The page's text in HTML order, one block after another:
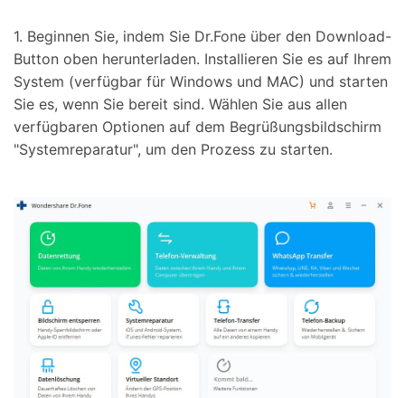
1. Beginnen Sie, indem Sie Dr.Fone über den Download-
Button oben herunterladen. Installieren Sie es auf Ihrem
System (verfügbar für Windows und MAC) und starten
Sie es, wenn Sie bereit sind. Wählen Sie aus allen
verfügbaren Optionen auf dem Begrüßungsbildschirm
"Systemreparatur", um den Prozess zu starten.